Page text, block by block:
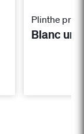
Plinthe
Blanc uni